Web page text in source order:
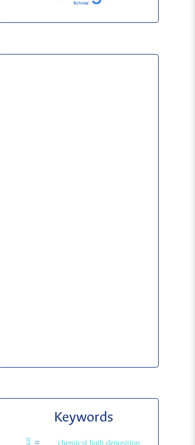
Keywords
chemical bath deposition.